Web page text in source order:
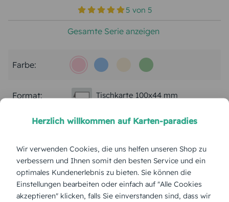
5 von 5
Gesamte Serie anzeigen
Farbe:
Format: Tischkarte 100x44 mm
Papierart: Bilderdruck
Menge:
Stückpreis: 1,40 €
Herzlich willkommen auf Karten-paradies
Wir verwenden Cookies, die uns helfen unseren Shop zu
verbessern und Ihnen somit den besten Service und ein
optimales Kundenerlebnis zu bieten. Sie können die
Einstellungen bearbeiten oder einfach auf "Alle Cookies
akzeptieren" klicken, falls Sie einverstanden sind, dass wir